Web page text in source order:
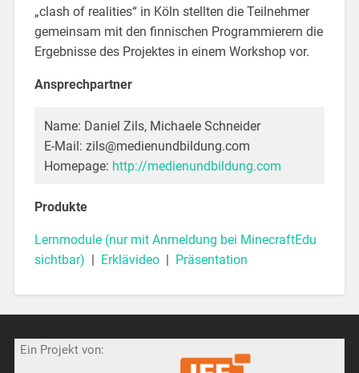
„clash of realities“ in Köln stellten die Teilnehmer
gemeinsam mit den finnischen Programmierern die
Ergebnisse des Projektes in einem Workshop vor.
Ansprechpartner
Name: Daniel Zils, Michaele Schneider
E-Mail: zils@medienundbildung.com
Homepage: http://medienundbildung.com
Produkte
Lernmodule (nur mit Anmeldung bei MinecraftEdu
sichtbar)
Erklävideo| Präsentation